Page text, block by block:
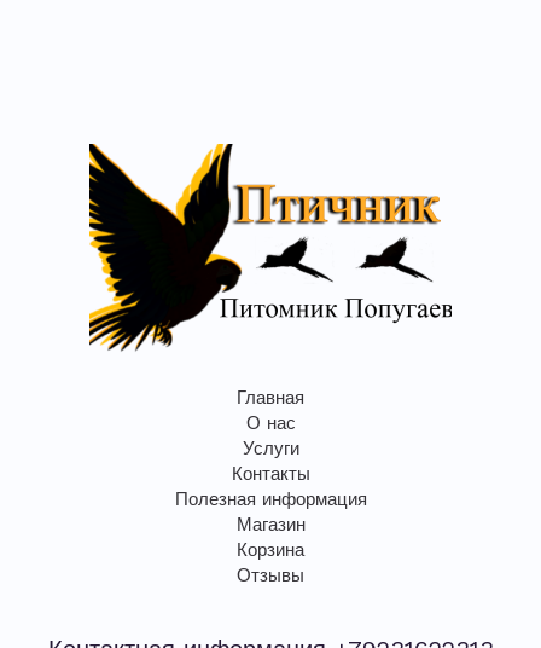
Главная
О нас
Услуги
Контакты
Полезная информация
Магазин
Корзина
Отзывы